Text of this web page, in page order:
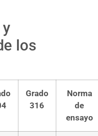
los
Grado
316
Norma
de
ensayo